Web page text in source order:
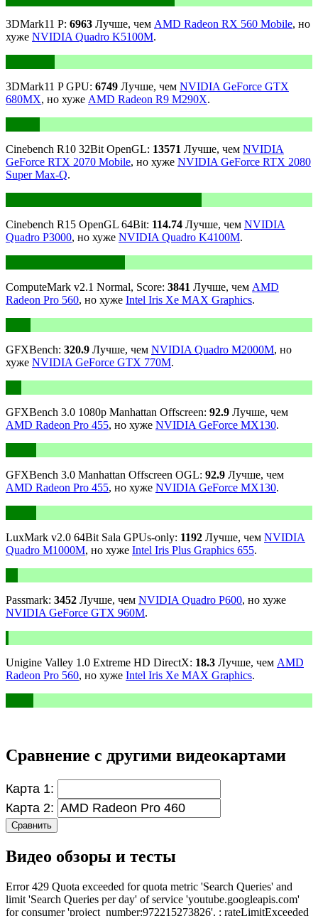
3DMark11 P: 6963 Лучше, чем AMD Radeon RX 560 Mobile, но
хуже NVIDIA Quadro K5100M.
3DMark11 P GPU: 6749 Лучше, чем NVIDIA GeForce GTX
680MX, но хуже AMD Radeon R9 M290X.
Cinebench R10 32Bit OpenGL: 13571 Лучше, чем NVIDIA
GeForce RTX 2070 Mobile, но хуже NVIDIA GeForce RTX 2080
Super Max-Q.
Cinebench R15 OpenGL 64Bit: 114.74 Лучше, чем NVIDIA
Quadro P3000, но хуже NVIDIA Quadro K4100M.
ComputeMark v2.1 Normal, Score: 3841 Лучше, чем AMD
Radeon Pro 560, но хуже Intel Iris Xe MAX Graphics.
GFXBench: 320.9 Лучше, чем NVIDIA Quadro M2000M, но
хуже NVIDIA GeForce GTX 770M.
GFXBench 3.0 1080p Manhattan Offscreen: 92.9 Лучше, чем
AMD Radeon Pro 455, но хуже NVIDIA GeForce MX130.
GFXBench 3.0 Manhattan Offscreen OGL: 92.9 Лучше, чем
AMD Radeon Pro 455, но хуже NVIDIA GeForce MX130.
LuxMark v2.0 64Bit Sala GPUs-only: 1192 Лучше, чем NVIDIA
Quadro M1000M, но хуже Intel Iris Plus Graphics 655.
Passmark: 3452 Лучше, чем NVIDIA Quadro P600, но хуже
NVIDIA GeForce GTX 960M.
Unigine Valley 1.0 Extreme HD DirectX: 18.3 Лучше, чем AMD
Radeon Pro 560, но хуже Intel Iris Xe MAX Graphics.
Сравнение с другими видеокартами
Карта 1:
Карта 2:
Сравнить
Видео обзоры и тесты
Error 429 Quota exceeded for quota metric 'Search Queries' and
limit 'Search Queries per day' of service 'youtube.googleapis.com'
for consumer 'project_number:972215273826'. : rateLimitExceeded